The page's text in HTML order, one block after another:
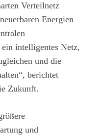
Verteilnetz
Energien
intelligentes Netz,
und die
berichtet
Zukunft.
und